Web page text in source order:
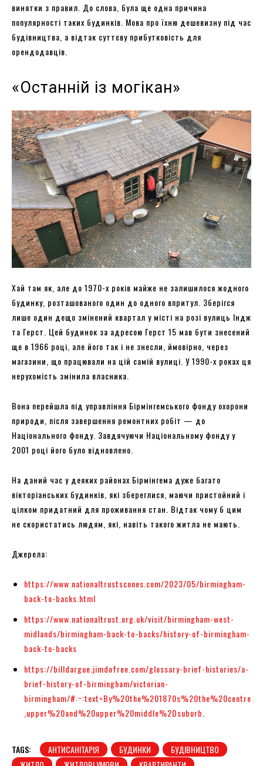
винятки з правил. До слова, була ще одна причина
популярності таких будинків. Мова про їхню дешевизну під час
будівництва, а відтак суттєву прибутковість для
орендодавців.
«Останній із могікан»
Хай там як, але до 1970-х років майже не залишилося жодного
будинку, розташованого один до одного впритул. Зберігся
лише один дещо змінений квартал у місті на розі вулиць Індж
та Герст. Цей будинок за адресою Герст 15 мав бути знесений
ще в 1966 році, але його так і не знесли, ймовірно, через
магазини, що працювали на цій самій вулиці. У 1990-х роках ця
нерухомість змінила власника.
Вона перейшла під управління Бірмінгемського фонду охорони
природи, після завершення ремонтних робіт — до
Національного фонду. Завдячуючи Національному фонду у
2001 році його було відновлено.
На даний час у деяких районах Бірмінгема дуже багато
вікторіанських будинків, які збереглися, маючи пристойний і
цілком придатний для проживання стан. Відтак чому б цим
не скористатись людям, які, навіть такого житла не мають.
Джерела:
https://www.nationaltrustscones.com/2023/05/birmingham-
back-to-backs.html
https://www.nationaltrust.org.uk/visit/birmingham-west-
midlands/birmingham-back-to-backs/history-of-birmingham-
back-to-backs
https://billdargue.jimdofree.com/glossary-brief-histories/a-
brief-history-of-birmingham/victorian-
birmingham/#:~:text=By%20the%201870s%20the%20centre
,upper%20and%20upper%20middle%2Dsuburb
TAGS: АНТИСАНІТАРІЯ БУДИНКИ
БУДІВНИЦТВО